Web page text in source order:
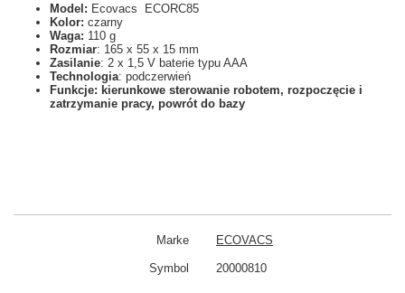
Model: Ecovacs ECORC85
Kolor: czarny
Waga: 110 g
Rozmiar: 165 x 55 x 15 mm
Zasilanie: 2 x 1,5 V baterie typu AAA
Technologia: podczerwień
Funkcje: kierunkowe sterowanie robotem, rozpoczęcie i
zatrzymanie pracy, powrót do bazy
Marke ECOVACS
Symbol 20000810